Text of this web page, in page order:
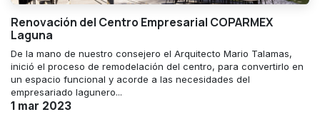
Renovación del Centro Empresarial COPARMEX
Laguna
De la mano de nuestro consejero el Arquitecto Mario Talamas,
inició el proceso de remodelación del centro, para convertirlo en
un espacio funcional y acorde a las necesidades del
empresariado lagunero...
1 mar 2023